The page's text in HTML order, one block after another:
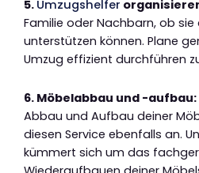
5. Umzugshelfer
Familie oder Nachbarn, ob
unterstützen können. Plane
Umzug effizient durchführen
6. Möbelabbau und -aufbau:
Abbau und Aufbau deiner
diesen Service ebenfalls an.
kümmert sich um das